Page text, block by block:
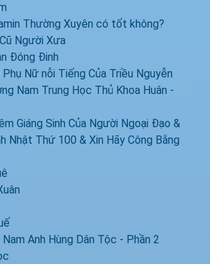
Thường Xuyên có tốt không?
Người Xưa
Đóng Đinh
Nữ nỗi Tiếng Của Triều Nguyễn
Nam Trung Học Thủ Khoa Huân -
Giáng Sinh Của Người Ngoại Đạo &
Nhật Thứ 100 & Xin Hãy Công Bằng
Anh Hùng Dân Tộc - Phần 2